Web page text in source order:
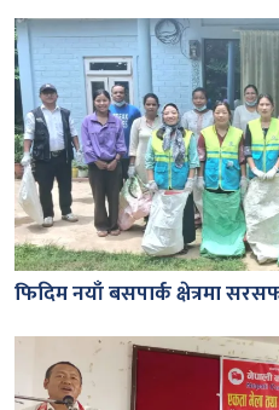
फिदिम नयाँ बसपार्क क्षेत्रमा